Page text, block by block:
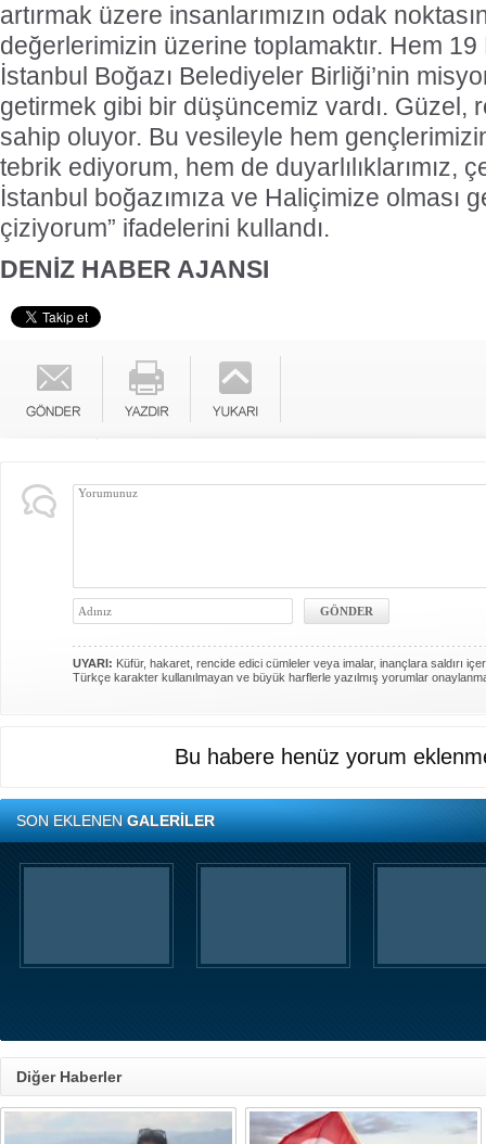
artırmak üzere insanlarımızın odak
değerlerimizin üzerine toplamaktır. Hem 19
İstanbul Boğazı Belediyeler Birliği’nin
getirmek gibi bir düşüncemiz vardı. Güzel,
sahip oluyor. Bu vesileyle hem
tebrik ediyorum, hem de duyarlılıklarımız,
İstanbul boğazımıza ve Haliçimize olması
çiziyorum” ifadelerini kullandı.
DENİZ HABER AJANSI
UYARI: Küfür, hakaret, rencide edici cümleler veya imalar, inançlara saldırı
Türkçe karakter kullanılmayan ve büyük harflerle yazılmış yorumlar
Bu habere henüz yorum
SON EKLENENGALERİLER
Diğer Haberler